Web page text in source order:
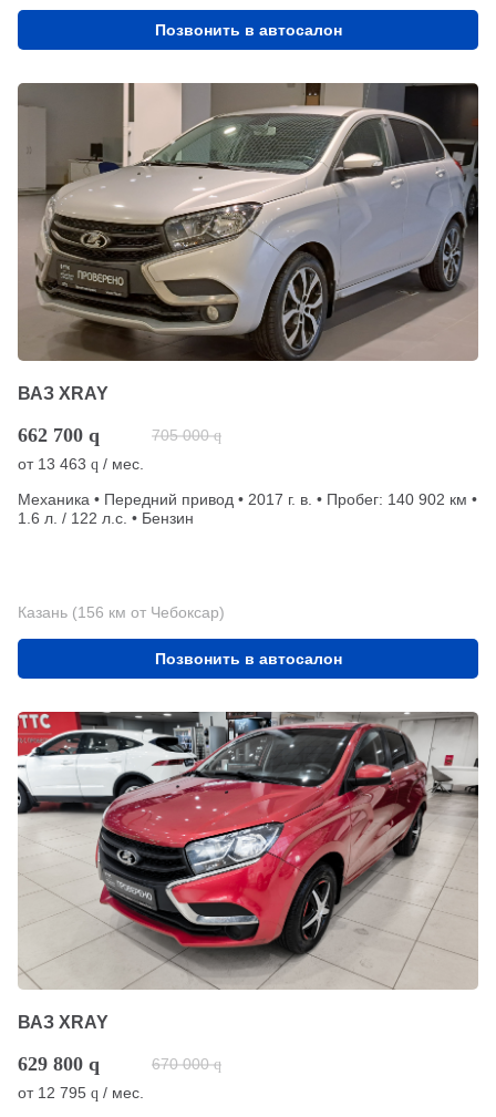
Позвонить в автосалон
ВАЗ XRAY
662 700 q 705 000 q
от 13 463 q / мес.
Механика • Передний привод • 2017 г. в. • Пробег: 140 902 км •
1.6 л. / 122 л.с. • Бензин
Казань (156 км от Чебоксар)
Позвонить в автосалон
ВАЗ XRAY
629 800 q 670 000 q
от 12 795 q / мес.